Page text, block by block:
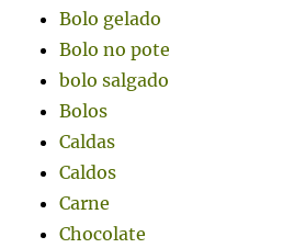
Bolo gelado
Bolo no pote
bolo salgado
Bolos
Caldas
Caldos
Carne
Chocolate